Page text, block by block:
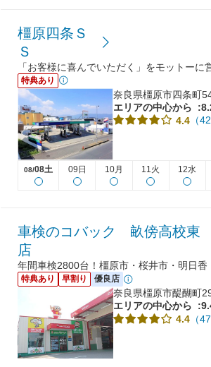
橿原四条Ｓ
Ｓ
「お客様に喜んでいただく」をモットー
特典あり
奈良県橿原市四条町
エリアの中心から
4.4 （
08/08土 09日 10月 11火 12水
車検のコバック 畝傍高校東
店
年間車検2800台！橿原市・桜井市・明日
特典あり 早割り 優良店
奈良県橿原市醍醐町
エリアの中心から
4.4 （